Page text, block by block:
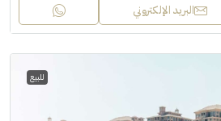
البريد الإلكتروني
للبيع